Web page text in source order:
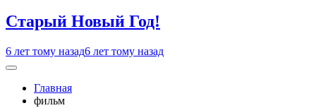
Старый Новый Год!
6 лет тому назад6 лет тому назад
Главная
фильм